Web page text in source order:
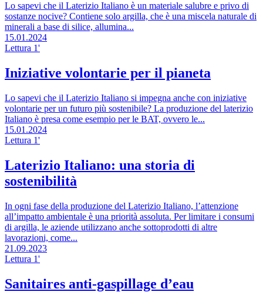
Lo sapevi che il Laterizio Italiano è un materiale salubre e privo di
sostanze nocive? Contiene solo argilla, che è una miscela naturale di
minerali a base di silice, allumina...
15.01.2024
Lettura 1'
Iniziative volontarie per il pianeta
Lo sapevi che il Laterizio Italiano si impegna anche con iniziative
volontarie per un futuro più sostenibile? La produzione del laterizio
Italiano è presa come esempio per le BAT, ovvero le...
15.01.2024
Lettura 1'
Laterizio Italiano: una storia di
sostenibilità
In ogni fase della produzione del Laterizio Italiano, l’attenzione
all’impatto ambientale è una priorità assoluta. Per limitare i consumi
di argilla, le aziende utilizzano anche sottoprodotti di altre
lavorazioni, come...
21.09.2023
Lettura 1'
Sanitaires anti-gaspillage d’eau